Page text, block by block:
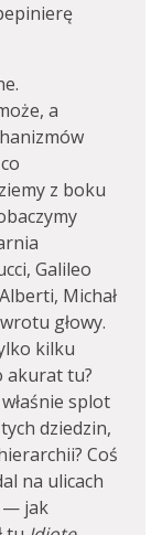
a
z boku
Galileo
Michał
głowy.
kilku
akurat tu?
splot
dziedzin,
Coś
na ulicach
— jak